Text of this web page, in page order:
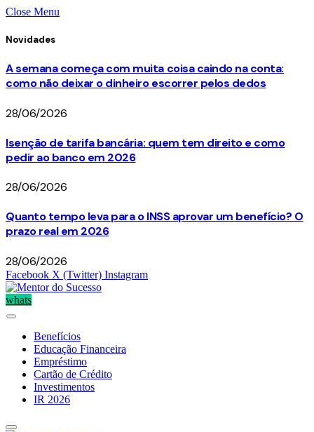
Close Menu
Novidades
A semana começa com muita coisa caindo na conta:
como não deixar o dinheiro escorrer pelos dedos
28/06/2026
Isenção de tarifa bancária: quem tem direito e como
pedir ao banco em 2026
28/06/2026
Quanto tempo leva para o INSS aprovar um benefício? O
prazo real em 2026
28/06/2026
Facebook X (Twitter) Instagram
whats
Benefícios
Educação Financeira
Empréstimo
Cartão de Crédito
Investimentos
IR 2026